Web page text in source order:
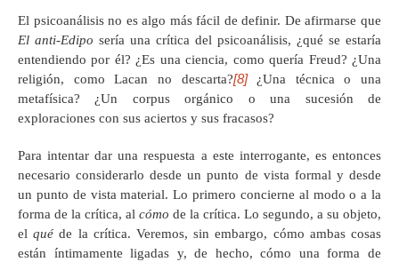
El psicoanálisis no es algo más fácil de definir. De afirmarse que
El anti-Edipo sería una crítica del psicoanálisis, ¿qué se estaría
entendiendo por él? ¿Es una ciencia, como quería Freud? ¿Una
religión, como Lacan no descarta?[8]¿Una técnica o una
metafísica? ¿Un corpus orgánico o una sucesión de
exploraciones con sus aciertos y sus fracasos?
Para intentar dar una respuesta a este interrogante, es entonces
necesario considerarlo desde un punto de vista formal y desde
un punto de vista material. Lo primero concierne al modo o a la
forma de la crítica, al cómo de la crítica. Lo segundo, a su objeto,
elquéde la crítica. Veremos, sin embargo, cómo ambas cosas
están íntimamente ligadas y, de hecho, cómo una forma de